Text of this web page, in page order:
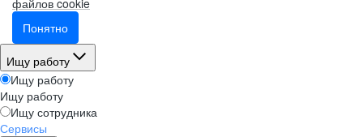
файлов cookie
Понятно
Ищу работу
Ищу работу
Ищу работу
Ищу сотрудника
Сервисы